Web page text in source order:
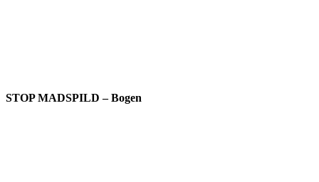
STOP MADSPILD – Bogen